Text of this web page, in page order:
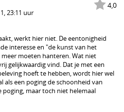
4,0
23:11 uur
werkt hier niet. De eentonigheid
interesse en "de kunst van het
moeten hanteren. Wat niet
gelijkwaardig vind. Dat je met een
hoeft te hebben, wordt hier wel
als een poging de schoonheid van
poging, maar toch niet helemaal